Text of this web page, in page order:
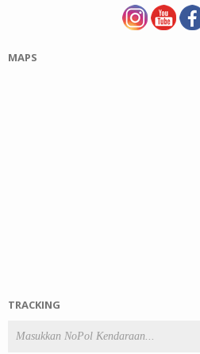
MAPS
TRACKING